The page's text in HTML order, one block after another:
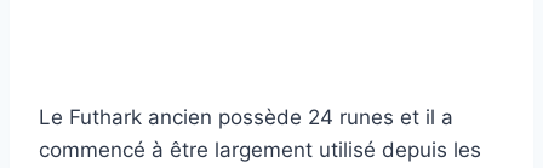
Le Futhark ancien possède 24 runes et il a
commencé à être largement utilisé depuis les